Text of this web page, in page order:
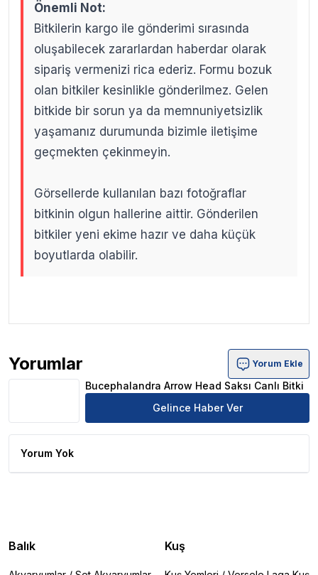
Önemli Not:
Bitkilerin kargo ile gönderimi sırasında
oluşabilecek zararlardan haberdar olarak
sipariş vermenizi rica ederiz. Formu bozuk
olan bitkiler kesinlikle gönderilmez. Gelen
bitkide bir sorun ya da memnuniyetsizlik
yaşamanız durumunda bizimle iletişime
geçmekten çekinmeyin.
Görsellerde kullanılan bazı fotoğraflar
bitkinin olgun hallerine aittir. Gönderilen
bitkiler yeni ekime hazır ve daha küçük
boyutlarda olabilir.
Yorumlar
Bucephalandra Arrow Head Saksı Canlı Bitki Ürün
Yorum Ekle
Bucephalandra Arrow Head Saksı Canlı Bitki
Gelince Haber Ver
Yorum Yok
Balık Kuş